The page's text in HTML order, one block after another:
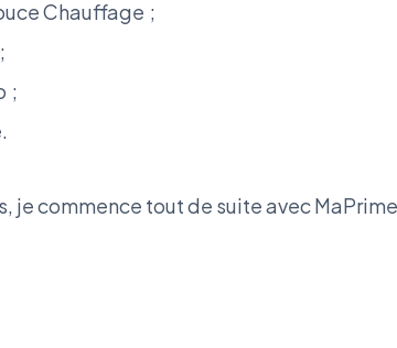
Chauffage ;
;
je commence tout de suite avec